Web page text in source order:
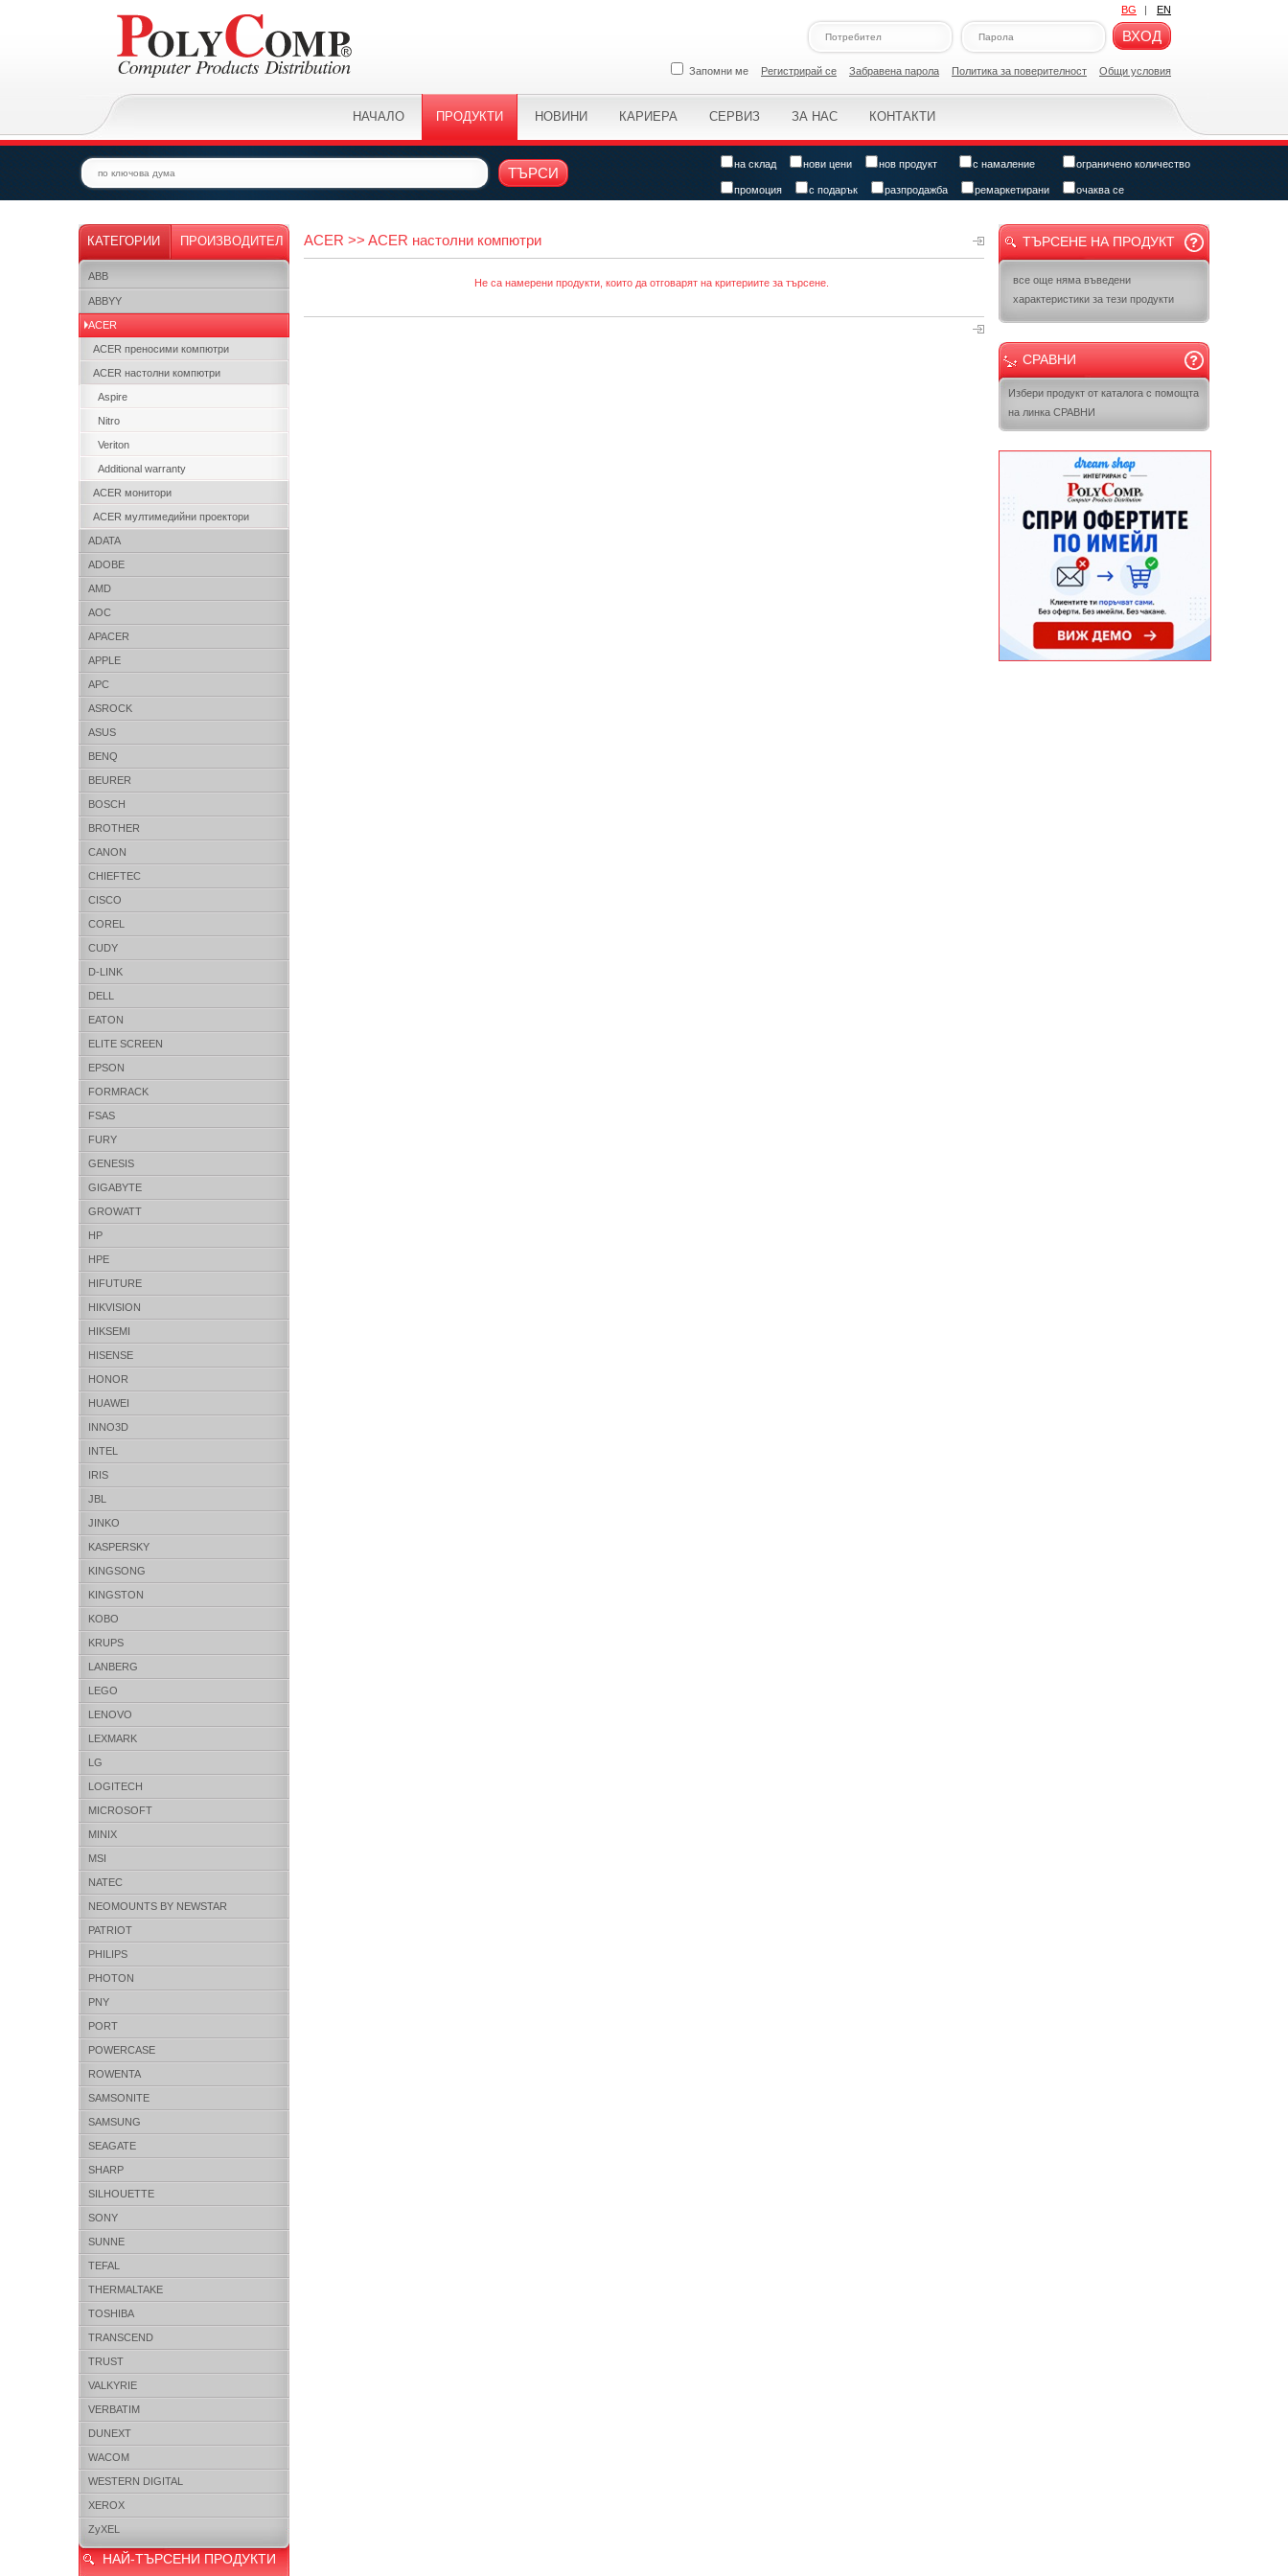
BG | EN
ВХОД
Запомни ме Регистрирай се Забравена парола Политикa за поверителност Общи условия
НАЧАЛО ПРОДУКТИ НОВИНИ КАРИЕРА СЕРВИЗ ЗА НАС КОНТАКТИ
ТЪРСИ
на склад нови цени нов продукт с намаление ограничено количество
промоция с подарък разпродажба ремаркетирани очаква се
КАТЕГОРИИ ПРОИЗВОДИТЕЛ
ABB
ABBYY
ACER
ACER преносими компютри
ACER настолни компютри
Aspire
Nitro
Veriton
Additional warranty
ACER монитори
ACER мултимедийни проектори
ADATA
ADOBE
AMD
AOC
APACER
APPLE
APC
ASROCK
ASUS
BENQ
BEURER
BOSCH
BROTHER
CANON
CHIEFTEC
CISCO
COREL
CUDY
D-LINK
DELL
EATON
ELITE SCREEN
EPSON
FORMRACK
FSAS
FURY
GENESIS
GIGABYTE
GROWATT
HP
HPE
HIFUTURE
HIKVISION
HIKSEMI
HISENSE
HONOR
HUAWEI
INNO3D
INTEL
IRIS
JBL
JINKO
KASPERSKY
KINGSONG
KINGSTON
KOBO
KRUPS
LANBERG
LEGO
LENOVO
LEXMARK
LG
LOGITECH
MICROSOFT
MINIX
MSI
NATEC
NEOMOUNTS BY NEWSTAR
PATRIOT
PHILIPS
PHOTON
PNY
PORT
POWERCASE
ROWENTA
SAMSONITE
SAMSUNG
SEAGATE
SHARP
SILHOUETTE
SONY
SUNNE
TEFAL
THERMALTAKE
TOSHIBA
TRANSCEND
TRUST
VALKYRIE
VERBATIM
DUNEXT
WACOM
WESTERN DIGITAL
XEROX
ZyXEL
НАЙ-ТЪРСЕНИ ПРОДУКТИ
ACER >> ACER настолни компютри
Не са намерени продукти, които да отговарят на критериите за търсене.
ТЪРСЕНЕ НА ПРОДУКТ
все още няма въведени
характеристики за тези продукти
СРАВНИ
Избери продукт от каталога с помощта
на линка СРАВНИ